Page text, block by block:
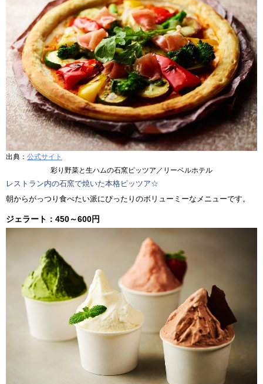
出典： 公式サイト
彩り野菜と生ハムの石窯ピッツア／リーベルホテル
レストラン内の石窯で焼いた本格ピッツア☆
朝からがっつり食べたい派にぴったりのボリューミーなメニューです。
ジェラート：450～600円